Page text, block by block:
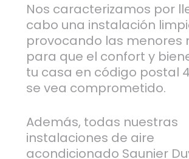
Nos caracterizamos por
cabo una instalación
provocando las menores
para que el confort y
tu casa en código postal
se vea comprometido.
Además, todas nuestras
instalaciones de aire
acondicionado Saunier